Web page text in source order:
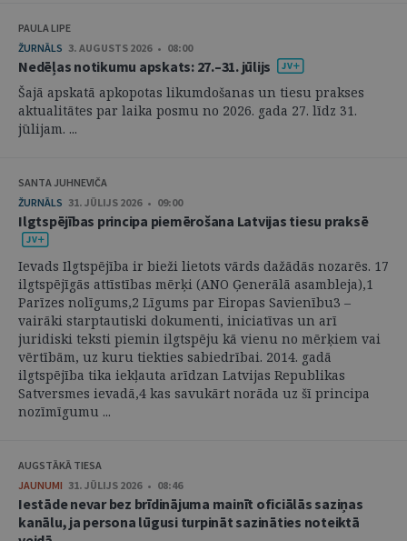
PAULA LIPE
ŽURNĀLS 3. AUGUSTS 2026 • 08:00
Nedēļas notikumu apskats: 27.–31. jūlijs
Šajā apskatā apkopotas likumdošanas un tiesu prakses
aktualitātes par laika posmu no 2026. gada 27. līdz 31.
jūlijam. ...
SANTA JUHNEVIČA
ŽURNĀLS 31. JŪLIJS 2026 • 09:00
Ilgtspējības principa piemērošana Latvijas tiesu praksē
Ievads Ilgtspējība ir bieži lietots vārds dažādās nozarēs. 17
ilgtspējīgās attīstības mērķi (ANO Ģenerālā asambleja),1
Parīzes nolīgums,2 Līgums par Eiropas Savienību3 –
vairāki starptautiski dokumenti, iniciatīvas un arī
juridiski teksti piemin ilgtspēju kā vienu no mērķiem vai
vērtībām, uz kuru tiekties sabiedrībai. 2014. gadā
ilgtspējība tika iekļauta arīdzan Latvijas Republikas
Satversmes ievadā,4 kas savukārt norāda uz šī principa
nozīmīgumu ...
AUGSTĀKĀ TIESA
JAUNUMI 31. JŪLIJS 2026 • 08:46
Iestāde nevar bez brīdinājuma mainīt oficiālās saziņas
kanālu, ja persona lūgusi turpināt sazināties noteiktā